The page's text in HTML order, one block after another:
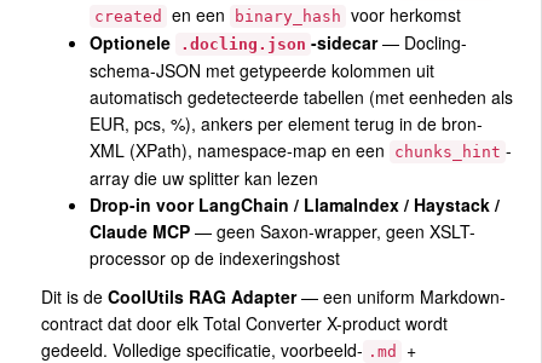
created en een binary_hash voor herkomst
Optionele
.docling.json -sidecar— Docling-
schema-JSON met getypeerde kolommen uit
automatisch gedetecteerde tabellen (met eenheden als
EUR, pcs, %), ankers per element terug in de bron-
XML (XPath), namespace-map en een
chunks_hint -
array die uw splitter kan lezen
Drop-in voor LangChain / LlamaIndex / Haystack /
Claude MCP — geen Saxon-wrapper, geen XSLT-
processor op de indexeringshost
Dit is deCoolUtils RAG Adapter— een uniform Markdown-
contract dat door elk Total Converter X-product wordt
gedeeld. Volledige specificatie, voorbeeld- .md +